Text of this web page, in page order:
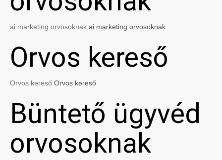
ai marketing orvosoknak ai marketing orvosoknak
Orvos kereső
Orvos kereső Orvos kereső
Büntető ügyvéd
orvosoknak